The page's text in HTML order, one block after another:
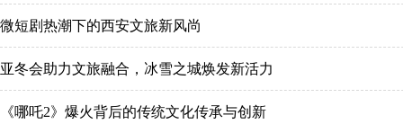
微短剧热潮下的西安文旅新风尚
亚冬会助力文旅融合，冰雪之城焕发新活力
《哪吒2》爆火背后的传统文化传承与创新